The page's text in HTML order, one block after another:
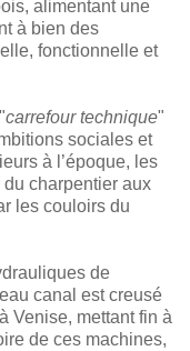
alimentant une
à bien des
fonctionnelle et
carrefour technique"
sociales et
à l’époque, les
charpentier aux
les couloirs du
de
canal est creusé
Venise, mettant fin à
de ces machines,